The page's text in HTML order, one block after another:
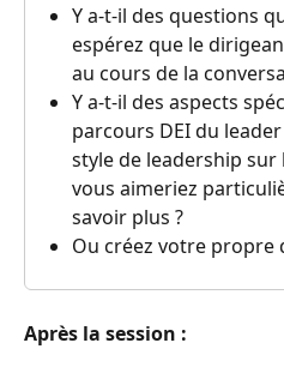
Y a-t-il des questions
espérez que le
au cours de la
Y a-t-il des aspects
parcours DEI du
style de leadership sur
vous aimeriez
savoir plus ?
Ou créez votre propre
Après la session :